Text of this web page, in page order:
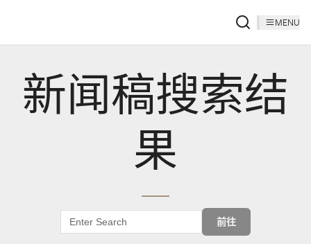
MENU
新闻稿搜索结
果
前往